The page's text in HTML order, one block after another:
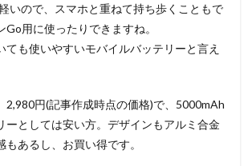
いので、スマホと重ねて持ち歩くこともで
Go用に使ったりできますね。
ても使いやすいモバイルバッテリーと言え
2,980円(記事作成時点の価格)で、5000mAh
ーとしては安い方。デザインもアルミ合金
あるし、お買い得です。